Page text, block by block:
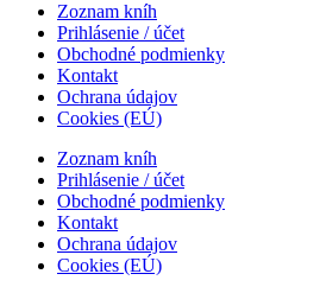
Zoznam kníh
Prihlásenie / účet
Obchodné podmienky
Kontakt
Ochrana údajov
Cookies (EÚ)
Zoznam kníh
Prihlásenie / účet
Obchodné podmienky
Kontakt
Ochrana údajov
Cookies (EÚ)